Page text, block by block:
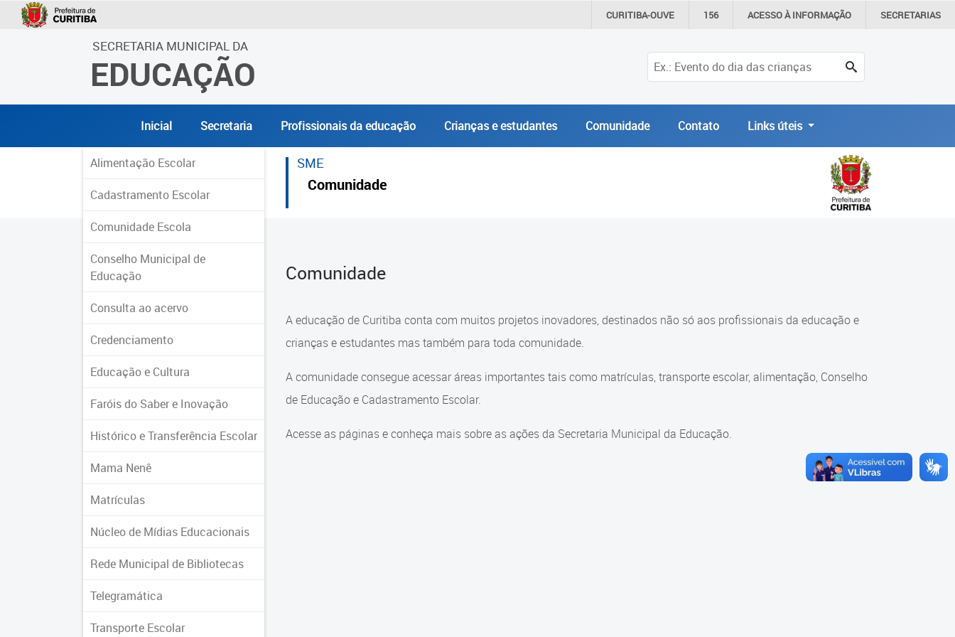
CURITIBA-OUVE 156 ACESSO ÀINFORMAÇÃO SECRETARIAS
SECRETARIA MUNICIPAL DA
EDUCAÇÃO
Inicial Secretaria Profissionais da educação Crianças e estudantes Comunidade Contato Links úteis
Alimentação Escolar
Cadastramento Escolar
Comunidade Escola
Conselho Municipal de
Educação
Consulta ao acervo
Credenciamento
Educação e Cultura
Faróis do Saber e Inovação
Histórico e Transferência Escolar
Mama Nenê
Matrículas
Núcleo de Mídias Educacionais
Rede Municipal de Bibliotecas
Telegramática
Transporte Escolar
SME
Comunidade
Comunidade
A educação de Curitiba conta com muitos projetos inovadores, destinados não só aos profissionais da educação e
crianças e estudantes mas também para toda comunidade.
A comunidade consegue acessar áreas importantes tais como matrículas, transporte escolar, alimentação, Conselho
de Educação e Cadastramento Escolar.
Acesse as páginas e conheça mais sobre as ações da Secretaria Municipal da Educação.